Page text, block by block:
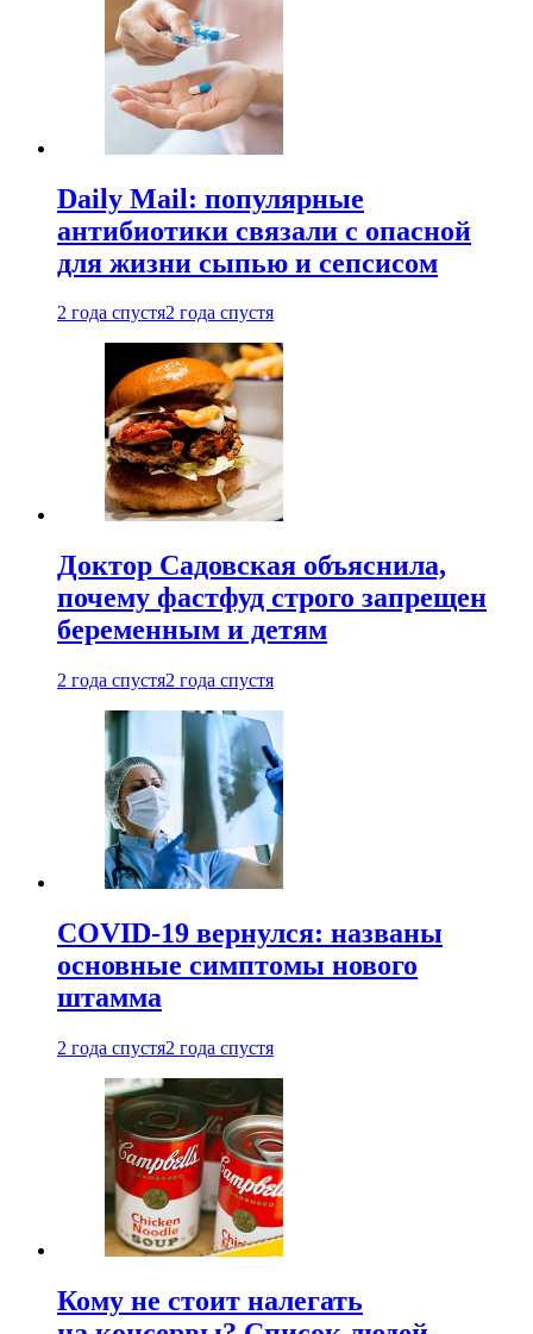
Daily Mail: популярные
антибиотики связали с опасной
для жизни сыпью и сепсисом
2 года спустя2 года спустя
Доктор Садовская объяснила,
почему фастфуд строго запрещен
беременным и детям
2 года спустя2 года спустя
COVID-19 вернулся: названы
основные симптомы нового
штамма
2 года спустя2 года спустя
Кому не стоит налегать